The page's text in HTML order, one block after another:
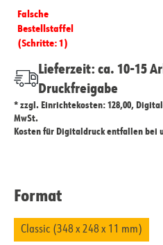
Falsche
Bestellstaffel
(Schritte: 1)
Lieferzeit: ca. 10-15
Druckfreigabe
* zzgl. Einrichtekosten: 128,00,
MwSt.
Kosten für Digitaldruck entfallen bei
Format
Classic (348 x 248 x 11 mm)